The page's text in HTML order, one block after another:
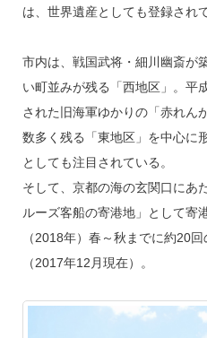
は、世界遺産としても登録され
市内は、戦国武将・細川幽斎が
い町並みが残る「西地区」。平
された旧海軍ゆかりの「赤れん
数多く残る「東地区」を中心に
としても注目されている。
そして、京都の海の玄関口にあ
ルーズ客船の寄港地」として寄
（2018年）春～秋までに約20
（2017年12月現在）。